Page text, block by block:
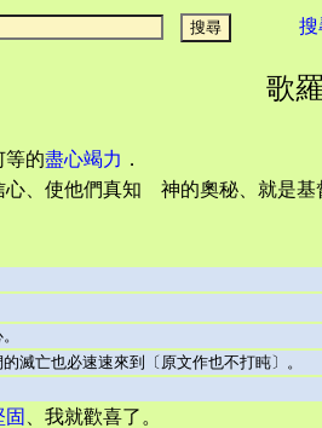
搜
歌
等的盡心竭力 ．
心、使他們真知 神的奧秘、就是基
滅亡也必速速來到〔原文作也不打盹〕。
固
、我就歡喜了。